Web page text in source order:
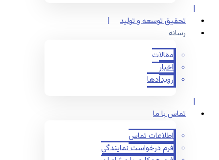
تحقیق توسعه و تولید
رسانه
مقالات
اخبار
رویدادها
تماس با ما
اطلاعات تماس
فرم درخواست نمایندگی